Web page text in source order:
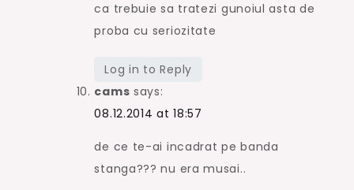
ca trebuie sa tratezi gunoiul asta de
proba cu seriozitate
Log in to Reply
cams says:
08.12.2014 at 18:57
de ce te-ai incadrat pe banda
stanga??? nu era musai..